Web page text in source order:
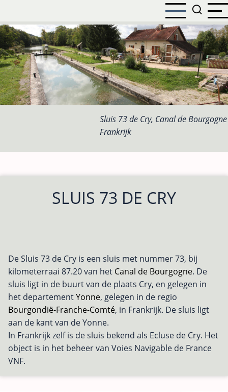
naar
de
inhoud
gaan
Sluis 73 de Cry, Canal de
Frankrijk
SLUIS 73 DE CRY
De Sluis 73 de Cry is een sluis met nummer 73, bij
kilometerraai 87.20 van het Canal de Bourgogne. De
sluis ligt in de buurt van de plaats Cry, en gelegen in
het departementYonne, gelegen in de regio
Bourgondië-Franche-Comté, in Frankrijk. De sluis ligt
aan de kant van de Yonne.
In Frankrijk zelf is de sluis bekend als Ecluse de Cry. Het
object is in het beheer van Voies Navigable de France
VNF.